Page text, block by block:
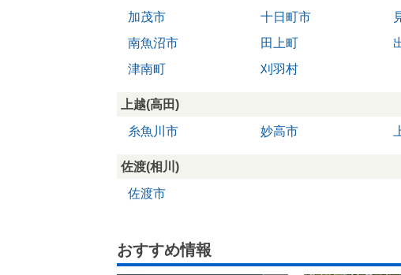
加茂市
十日町市
南魚沼市
田上町
津南町
刈羽村
上越(高田)
糸魚川市
妙高市
佐渡(相川)
佐渡市
おすすめ情報